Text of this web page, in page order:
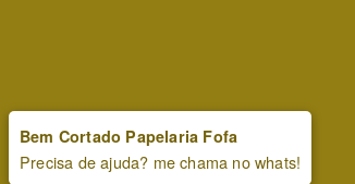
Bem Cortado Papelaria Fofa
Precisa de ajuda? me chama no whats!